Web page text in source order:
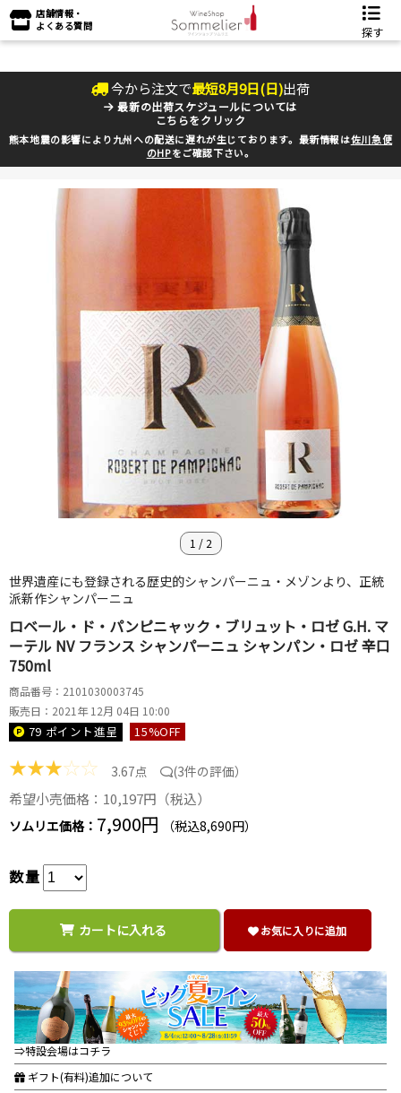
店舗情報・
よくある質問
探す
今から注文で最短8月9日(日)出荷
最新の出荷スケジュールについては
こちらをクリック
熊本地震の影響により九州への配送に遅れが生じております。最新情報は佐川急便
のHPをご確認下さい。
1 / 2
世界遺産にも登録される歴史的シャンパーニュ・メゾンより、正統
派新作シャンパーニュ
ロベール・ド・パンピニャック・ブリュット・ロゼ G.H. マ
ーテル NV フランス シャンパーニュ シャンパン・ロゼ 辛口
750ml
商品番号：2101030003745
販売日：2021年 12月 04日 10:00
79 ポイント進呈 15%OFF
★★★☆☆ 3.67点 (3件の評価）
希望小売価格：10,197円（税込）
ソムリエ価格： 7,900円 （税込8,690円）
数量
カートに入れる お気に入りに追加
⇒特設会場はコチラ
ギフト(有料)追加について